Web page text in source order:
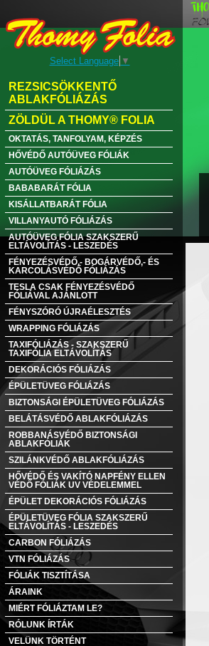
Select Language ▼
REZSICSÖKKENTŐ
ABLAKFÓLIÁZÁS
ZÖLDÜL A THOMY® FOLIA
OKTATÁS, TANFOLYAM, KÉPZÉS
HŐVÉDŐ AUTÓÜVEG FÓLIÁK
AUTÓÜVEG FÓLIÁZÁS
BABABARÁT FÓLIA
KISÁLLATBARÁT FÓLIA
VILLANYAUTÓ FÓLIÁZÁS
AUTÓÜVEG FÓLIA SZAKSZERŰ
ELTÁVOLÍTÁS - LESZEDÉS
FÉNYEZÉSVÉDŐ,- BOGÁRVÉDŐ,- ÉS
KARCOLÁSVÉDŐ FÓLIÁZÁS
TESLA CSAK FÉNYEZÉSVÉDŐ
FÓLIÁVAL AJÁNLOTT
FÉNYSZÓRÓ ÚJRAÉLESZTÉS
WRAPPING FÓLIÁZÁS
TAXIFÓLIÁZÁS - SZAKSZERŰ
TAXIFÓLIA ELTÁVOLÍTÁS
DEKORÁCIÓS FÓLIÁZÁS
ÉPÜLETÜVEG FÓLIÁZÁS
BIZTONSÁGI ÉPÜLETÜVEG FÓLIÁZÁS
BELÁTÁSVÉDŐ ABLAKFÓLIÁZÁS
ROBBANÁSVÉDŐ BIZTONSÁGI
ABLAKFÓLIÁK
SZILÁNKVÉDŐ ABLAKFÓLIÁZÁS
HŐVÉDŐ ÉS VAKÍTÓ NAPFÉNY ELLEN
VÉDŐ FÓLIÁK UV VÉDELEMMEL
ÉPÜLET DEKORÁCIÓS FÓLIÁZÁS
ÉPÜLETÜVEG FÓLIA SZAKSZERŰ
ELTÁVOLÍTÁS - LESZEDÉS
CARBON FÓLIÁZÁS
VTN FÓLIÁZÁS
FÓLIÁK TISZTÍTÁSA
ÁRAINK
MIÉRT FÓLIÁZTAM LE?
RÓLUNK ÍRTÁK
VELÜNK TÖRTÉNT